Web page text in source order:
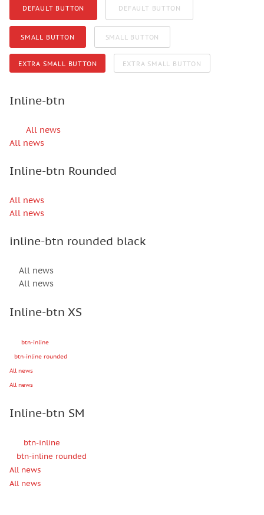
DEFAULT BUTTON DEFAULT BUTTON
SMALL BUTTON SMALL BUTTON
EXTRA SMALL BUTTON EXTRA SMALL BUTTON
Inline-btn
All news
All news
Inline-btn Rounded
All news
All news
inline-btn rounded black
All news
All news
Inline-btn XS
btn-inline
btn-inline rounded
All news
All news
Inline-btn SM
btn-inline
btn-inline rounded
All news
All news